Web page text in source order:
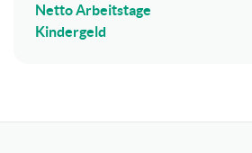
Netto Arbeitstage
Kindergeld